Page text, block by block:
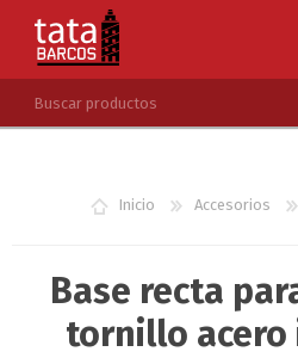
LISTA DE DESEOS
Inicio Accesorios
Base recta
tornillo acero